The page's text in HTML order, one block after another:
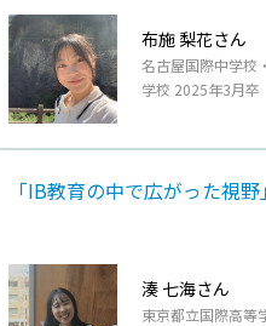
布施 梨花さん
名古屋国際中学校
学校 2025年3月卒
「IB教育の中で広がった視野」
湊 七海さん
東京都立国際高等